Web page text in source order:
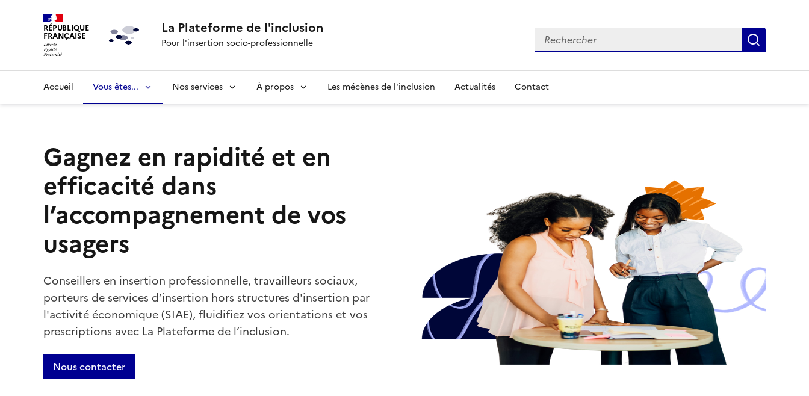
RÉPUBLIQUE
FRANÇAISE La Plateforme de l'inclusion
Pour l'insertion socio-professionnelle
Rechercher
Accueil Vous êtes... Nos services À propos Les mécènes de l'inclusion Actualités Contact
Gagnez en rapidité et en
efficacité dans
l’accompagnement de vos
usagers
Conseillers en insertion professionnelle, travailleurs sociaux,
porteurs de services d’insertion hors structures d'insertion par
l'activité économique (SIAE), fluidifiez vos orientations et vos
prescriptions avec La Plateforme de l’inclusion.
Nous contacter